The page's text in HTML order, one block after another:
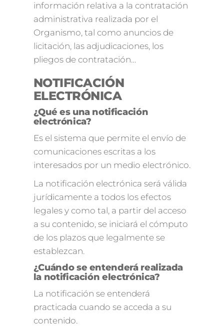
información relativa a la contratación
administrativa realizada por el
Organismo, tal como anuncios de
licitación, las adjudicaciones, los
pliegos de contratación…
NOTIFICACIÓN
ELECTRÓNICA
¿Qué es una notificación
electrónica?
Es el sistema que permite el envío de
comunicaciones escritas a los
interesados por un medio electrónico.
La notificación electrónica será válida
jurídicamente a todos los efectos
legales y como tal, a partir del acceso
a su contenido, se iniciará el cómputo
de los plazos que legalmente se
establezcan.
¿Cuándo se entenderá realizada
la notificación electrónica?
La notificación se entenderá
practicada cuando se acceda a su
contenido.